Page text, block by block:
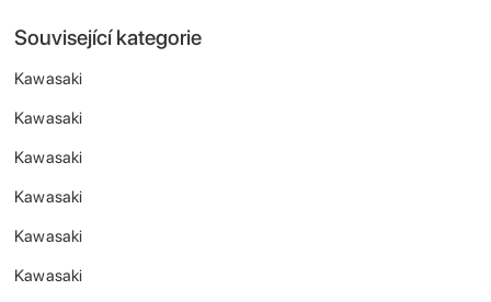
Související kategorie
Kawasaki
Kawasaki
Kawasaki
Kawasaki
Kawasaki
Kawasaki